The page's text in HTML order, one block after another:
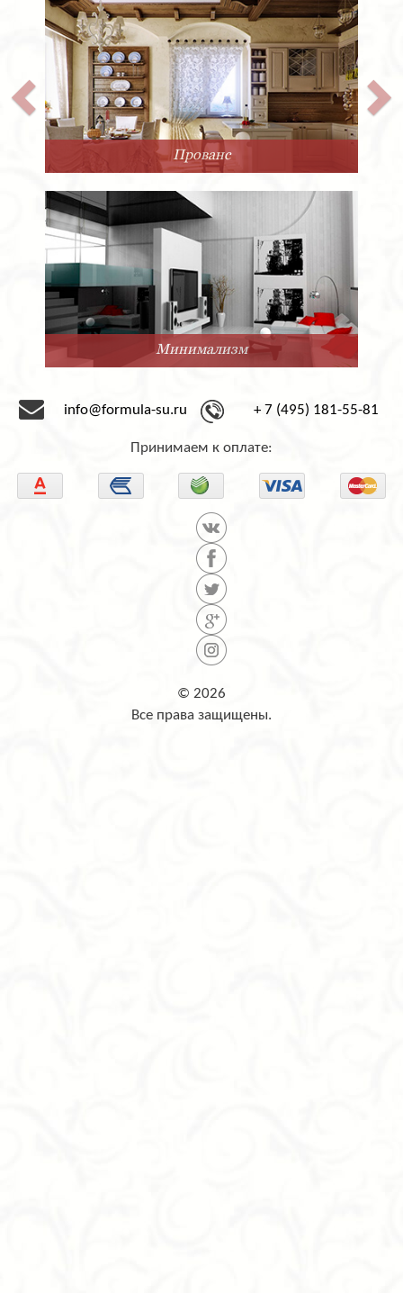
Прованс
Минимализм
info@formula-su.ru + 7 (495) 181-55-81
Принимаем к оплате:
© 2026
Все права защищены.